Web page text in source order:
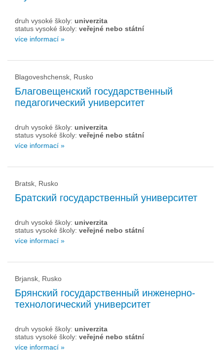
druh vysoké školy: univerzita
status vysoké školy: veřejné nebo státní
více informací »
Blagoveshchensk, Rusko
Благовещенский государственный
педагогический университет
druh vysoké školy: univerzita
status vysoké školy: veřejné nebo státní
více informací »
Bratsk, Rusko
Братский государственный университет
druh vysoké školy: univerzita
status vysoké školy: veřejné nebo státní
více informací »
Brjansk, Rusko
Брянский государственный инженерно-
технологический университет
druh vysoké školy: univerzita
status vysoké školy: veřejné nebo státní
více informací »